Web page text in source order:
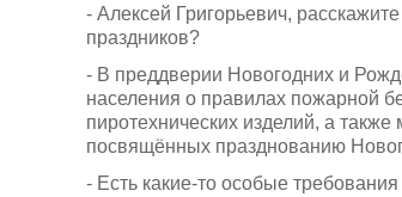
- Алексей Григорьевич,
праздников?
- В преддверии Новогодних и
населения о правилах пожарной
пиротехнических изделий, а
посвящённых празднованию
- Есть какие-то особые